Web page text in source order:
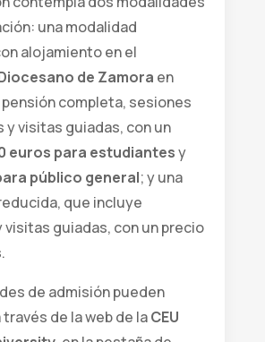
una modalidad
alojamiento en el
de Zamora en
completa, sesiones
y visitas guiadas, con un
euros para estudiantesy
público general; y una
que incluye
visitas guiadas, con un precio
.
de admisión pueden
de la web de laCEU